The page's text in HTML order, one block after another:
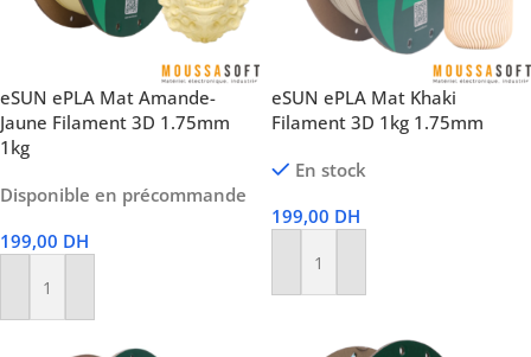
eSUN ePLA Mat Amande-
Jaune Filament 3D 1.75mm
1kg
Disponible en précommande
199,00 DH
Ajouter Au Panier
eSUN ePLA Mat Khaki
Filament 3D 1kg 1.75mm
En stock
199,00 DH
Ajouter Au Panier